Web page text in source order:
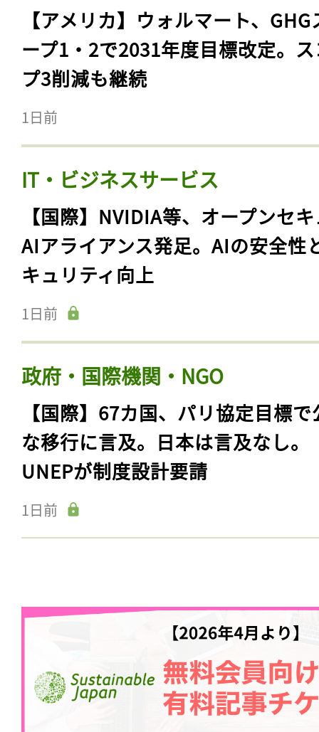
【アメリカ】ウォルマート、GHG
ープ1・2で2031年度目標改定。
プ3削減も継続
1日前
IT・ビジネスサービス
【国際】NVIDIA等、オープンセ
AIアライアンス発足。AIの安全性
キュリティ向上
1日前
政府・国際機関・NGO
【国際】67カ国、パリ協定目標で
な移行に言及。日本は言及なし。
UNEPが制度設計要請
1日前